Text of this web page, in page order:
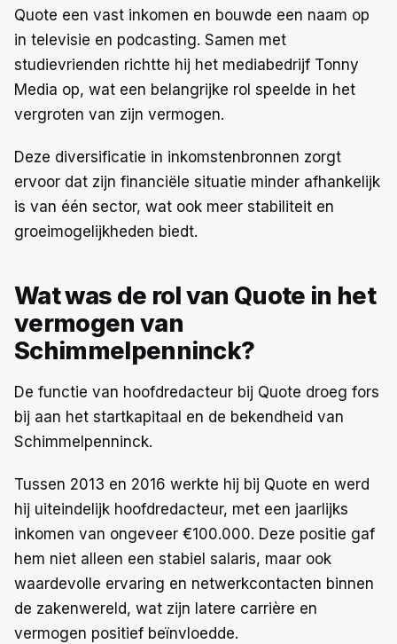
Quote een vast inkomen en bouwde een naam op
in televisie en podcasting. Samen met
studievrienden richtte hij het mediabedrijf Tonny
Media op, wat een belangrijke rol speelde in het
vergroten van zijn vermogen.
Deze diversificatie in inkomstenbronnen zorgt
ervoor dat zijn financiële situatie minder afhankelijk
is van één sector, wat ook meer stabiliteit en
groeimogelijkheden biedt.
Wat was de rol van Quote in het
vermogen van
Schimmelpenninck?
De functie van hoofdredacteur bij Quote droeg fors
bij aan het startkapitaal en de bekendheid van
Schimmelpenninck.
Tussen 2013 en 2016 werkte hij bij Quote en werd
hij uiteindelijk hoofdredacteur, met een jaarlijks
inkomen van ongeveer €100.000. Deze positie gaf
hem niet alleen een stabiel salaris, maar ook
waardevolle ervaring en netwerkcontacten binnen
de zakenwereld, wat zijn latere carrière en
vermogen positief beïnvloedde.